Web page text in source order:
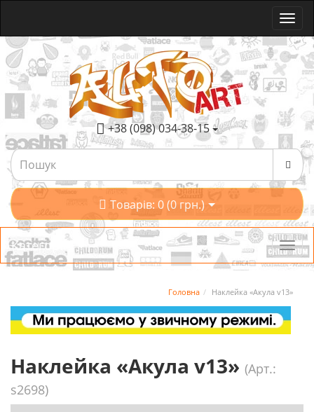
+38 (098) 034-38-15
Товарів: 0 (0 грн.)
Категорії
Головна Наклейка «Акула v13»
Наклейка «Акула v13» (Арт.:
s2698)